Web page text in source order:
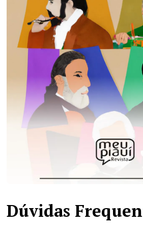
Dúvidas